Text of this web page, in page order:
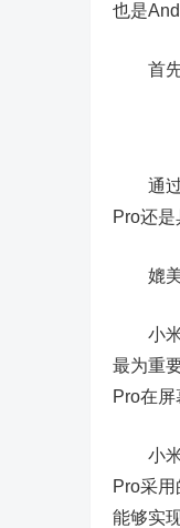
也是
首先
通过
Pro还
媲美
小米
最为重
Pro在
小米
Pro采
能够实